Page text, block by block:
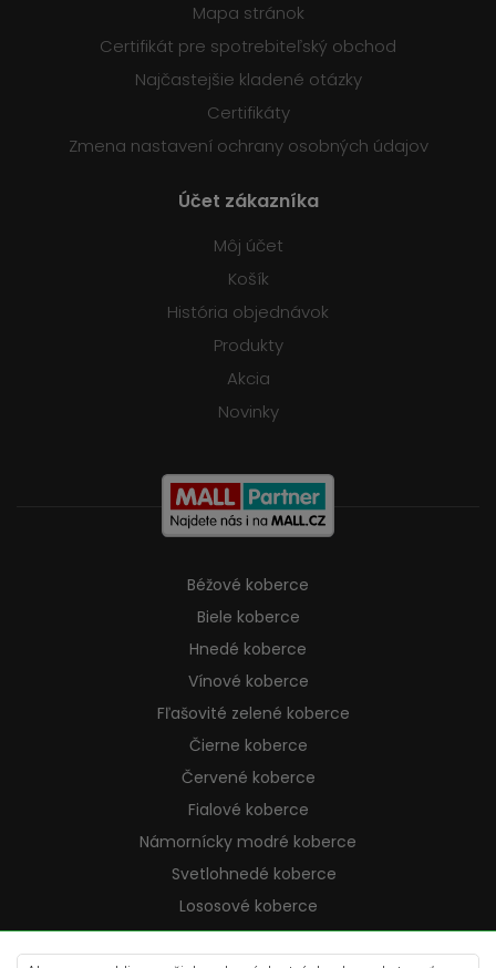
Mapa stránok
Certifikát pre spotrebiteľský obchod
Najčastejšie kladené otázky
Certifikáty
Zmena nastavení ochrany osobných údajov
Účet zákazníka
Môj účet
Košík
História objednávok
Produkty
Akcia
Novinky
Béžové koberce
Biele koberce
Hnedé koberce
Vínové koberce
Fľašovité zelené koberce
Čierne koberce
Červené koberce
Fialové koberce
Námornícky modré koberce
Svetlohnedé koberce
Lososové koberce
Krémové koberce